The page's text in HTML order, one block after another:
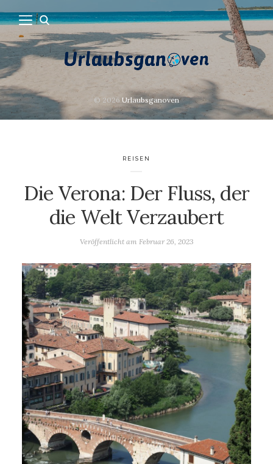
© 2026 Urlaubsganoven
REISEN
Die Verona: Der Fluss, der
die Welt Verzaubert
Veröffentlicht am Februar 26, 2023